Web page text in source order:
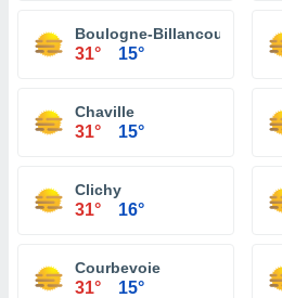
Boulogne-Billancourt
31° 15°
Chaville
31° 15°
Clichy
31° 16°
Courbevoie
31° 15°